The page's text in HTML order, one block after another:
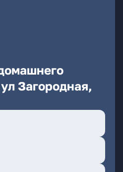
Загородная,